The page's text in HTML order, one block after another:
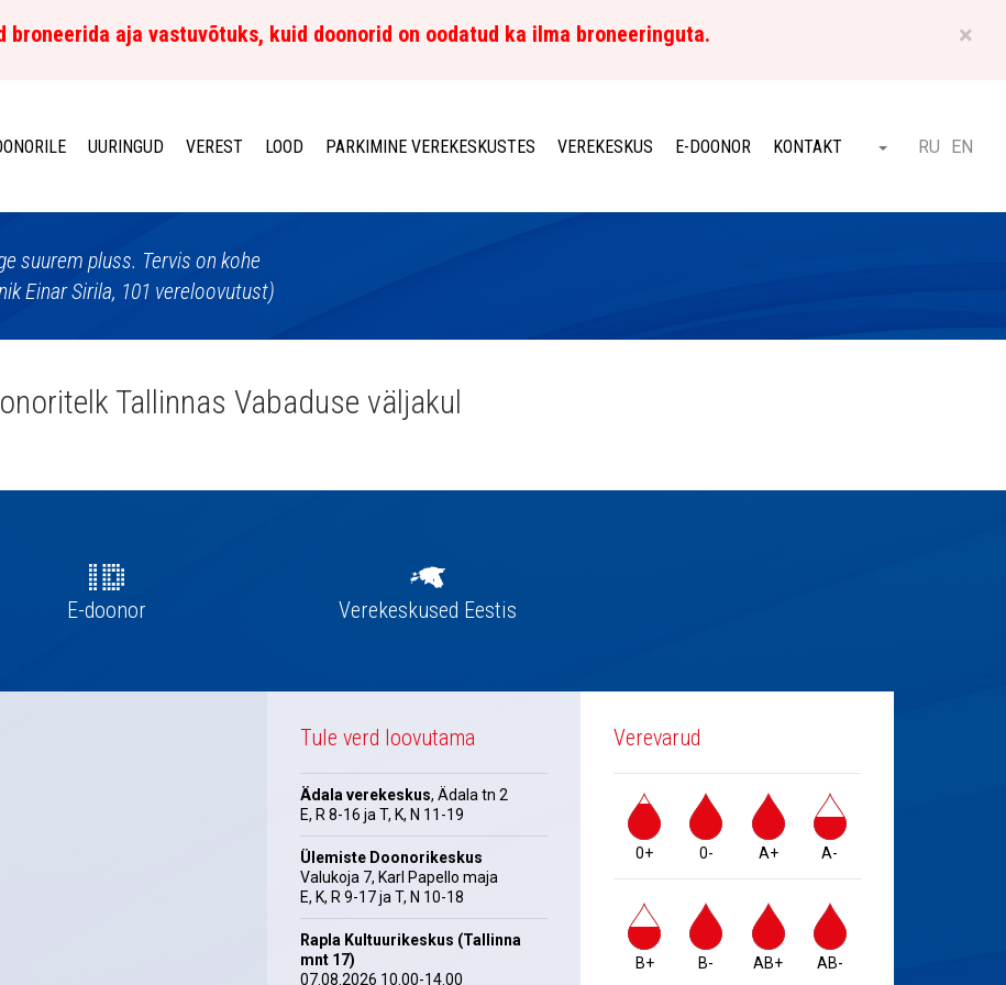
×
broneerida aja vastuvõtuks, kuid doonorid on oodatud ka ilma broneeringuta.
UURINGUD VEREST LOOD PARKIMINE VEREKESKUSTES VEREKESKUS E-DOONOR KONTAKT Otsi ET
RU EN
suurem pluss. Tervis on kohe
Einar Sirila, 101 vereloovutust)
Tallinnas Vabaduse väljakul
E-doonor Verekeskused Eestis
Tule verd loovutama
Ädala verekeskus, Ädala tn 2
E, R 8-16 ja T, K, N 11-19
Ülemiste Doonorikeskus
Valukoja 7, Karl Papello maja
E, K, R 9-17 ja T, N 10-18
Rapla Kultuurikeskus (Tallinna
mnt 17)
07.08.2026 10.00-14.00
Verevarud
0+ 0- A+ A-
B+ B- AB+ AB-